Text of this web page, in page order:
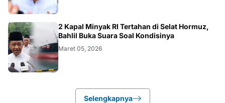
BISNIS
2 Kapal Minyak RI Tertahan di Selat Hormuz,
Bahlil Buka Suara Soal Kondisinya
Maret 05, 2026
Selengkapnya